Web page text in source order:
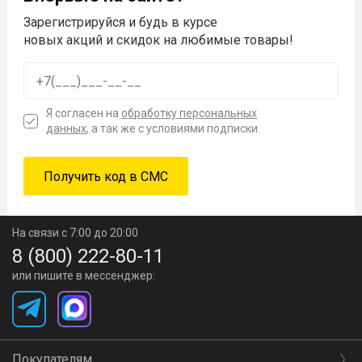
Зарегистрируйся и будь в курсе
новых акций и скидок на любимые товары!
Я согласен на обработку персональных
данных, а так же с условиями подписки.
На связи с 7:00 до 20:00
8 (800) 222-80-11
или пишите в мессенджер: